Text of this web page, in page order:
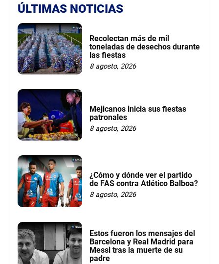
ÚLTIMAS NOTICIAS
Recolectan más de mil
toneladas de desechos durante
las fiestas
8 agosto, 2026
Mejicanos inicia sus fiestas
patronales
8 agosto, 2026
¿Cómo y dónde ver el partido
de FAS contra Atlético Balboa?
8 agosto, 2026
Estos fueron los mensajes del
Barcelona y Real Madrid para
Messi tras la muerte de su
padre